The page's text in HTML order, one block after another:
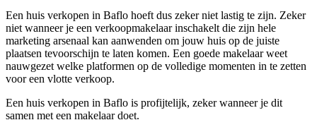
Een huis verkopen in Baflo hoeft dus zeker niet lastig te zijn. Zeker
niet wanneer je een verkoopmakelaar inschakelt die zijn hele
marketing arsenaal kan aanwenden om jouw huis op de juiste
plaatsen tevoorschijn te laten komen. Een goede makelaar weet
nauwgezet welke platformen op de volledige momenten in te zetten
voor een vlotte verkoop.
Een huis verkopen in Baflo is profijtelijk, zeker wanneer je dit
samen met een makelaar doet.